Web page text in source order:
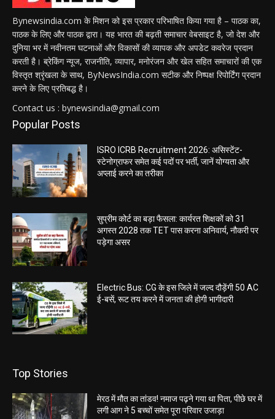
Bynewsindia.com के मिशन को इस प्रकार परिभाषित किया गया है – पाठक का,
पाठक के लिए और पाठक द्वारा। यह भारत की बढ़ती समाचार वेबसाइट है, जो देश और
दुनिया भर में नवीनतम घटनाओं और विकासों की व्यापक और अपडेट कवरेज प्रदान
करती है। ब्रेकिंग न्यूज, राजनीति, व्यापार, मनोरंजन और खेल सहित समाचारों की एक
विस्तृत श्रृंखला के साथ, ByNewsIndia.com सटीक और निष्पक्ष रिपोर्टिंग प्रदान
करने के लिए प्रतिबद्ध है।
Contact us : bynewsindia@gmail.com
Popular Posts
ISRO ICRB Recruitment 2026: असिस्टेंट-
स्टेनोग्राफर समेत कई पदों पर भर्ती, जानें योग्यता और
अप्लाई करने का तरीका
सुप्रीम कोर्ट का बड़ा फैसला: कार्यरत शिक्षकों को 31
अगस्त 2028 तक TET पास करना अनिवार्य, नौकरी पर
पड़ेगा असर
Electric Bus: CG के इस जिले में जल्द दौड़ेंगी 50 AC
ई-बसें, रूट तय करने में जनता की होगी भागीदारी
Top Stories
मेरठ में मौत का तांडव! नमाज पढ़ने गया था पिता, पीछे घर में
लगी आग ने 5 बच्चों समेत पूरा परिवार उजाड़ा